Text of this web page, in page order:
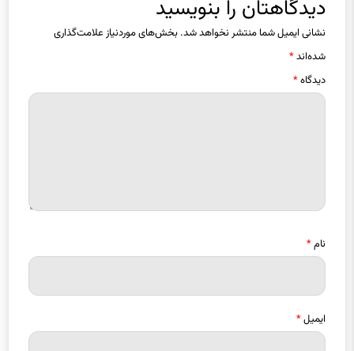
نشانی ایمیل شما منتشر نخواهد شد.بخش‌های موردنیاز علامت‌گذاری
شده‌اند*
دیدگاه*
ایمیل*